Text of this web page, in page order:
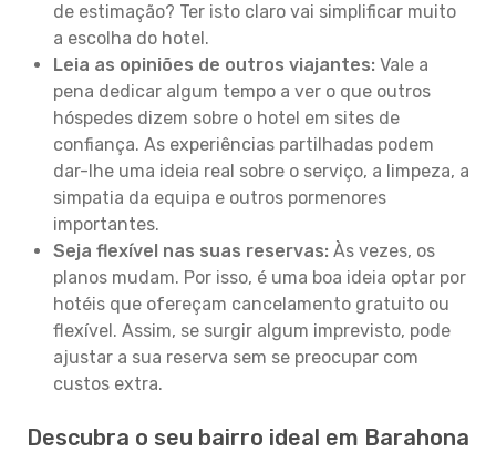
de estimação? Ter isto claro vai simplificar muito
a escolha do hotel.
Leia as opiniões de outros viajantes: Vale a
pena dedicar algum tempo a ver o que outros
hóspedes dizem sobre o hotel em sites de
confiança. As experiências partilhadas podem
dar-lhe uma ideia real sobre o serviço, a limpeza, a
simpatia da equipa e outros pormenores
importantes.
Seja flexível nas suas reservas: Às vezes, os
planos mudam. Por isso, é uma boa ideia optar por
hotéis que ofereçam cancelamento gratuito ou
flexível. Assim, se surgir algum imprevisto, pode
ajustar a sua reserva sem se preocupar com
custos extra.
Descubra o seu bairro ideal em Barahona